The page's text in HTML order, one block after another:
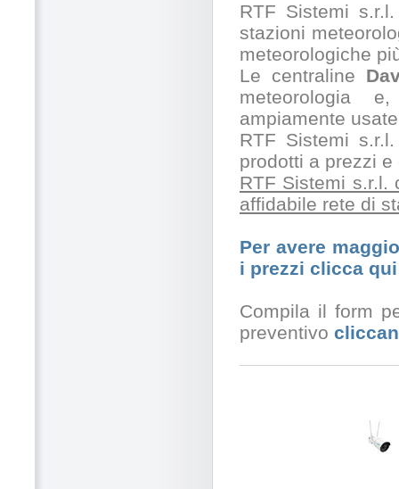
RTF Sistemi
stazioni
meteorologiche
Le centraline
meteorologia
ampiamente
RTF Sistemi
prodotti a prezzi
RTF Sistemi s.r.l.
affidabile rete di
Per avere
i prezzi clicca qui
Compila il form
preventivo